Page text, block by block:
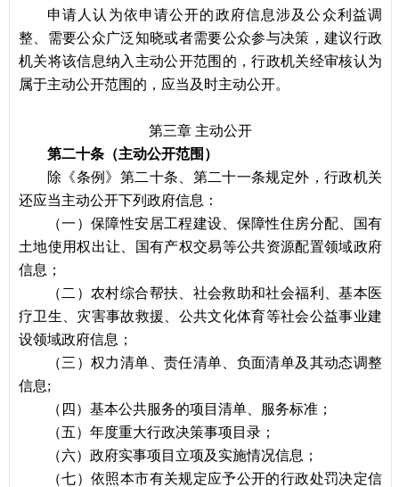
申请人认为依申请公开的政府信息涉及公众利益调
整、需要公众广泛知晓或者需要公众参与决策，建议行政
机关将该信息纳入主动公开范围的，行政机关经审核认为
属于主动公开范围的，应当及时主动公开。
第三章 主动公开
第二十条（主动公开范围）
除《条例》第二十条、第二十一条规定外，行政机关
还应当主动公开下列政府信息：
（一）保障性安居工程建设、保障性住房分配、国有
土地使用权出让、国有产权交易等公共资源配置领域政府
信息；
（二）农村综合帮扶、社会救助和社会福利、基本医
疗卫生、灾害事故救援、公共文化体育等社会公益事业建
设领域政府信息；
（三）权力清单、责任清单、负面清单及其动态调整
信息;
（四）基本公共服务的项目清单、服务标准；
（五）年度重大行政决策事项目录；
（六）政府实事项目立项及实施情况信息；
（七）依照本市有关规定应予公开的行政处罚决定信